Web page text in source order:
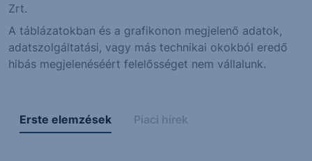
Zrt.
A táblázatokban és a grafikonon megjelenő adatok,
adatszolgáltatási, vagy más technikai okokból eredő
hibás megjelenéséért felelősséget nem vállalunk.
Erste elemzések Piaci hírek